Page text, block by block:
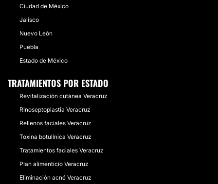
Ciudad de México
Jalisco
Nuevo León
Puebla
Estado de México
TRATAMIENTOS POR ESTADO
Revitalización cutánea Veracruz
Rinoseptoplastia Veracruz
Rellenos faciales Veracruz
Toxina botulínica Veracruz
Tratamientos faciales Veracruz
Plan alimenticio Veracruz
Eliminación acné Veracruz